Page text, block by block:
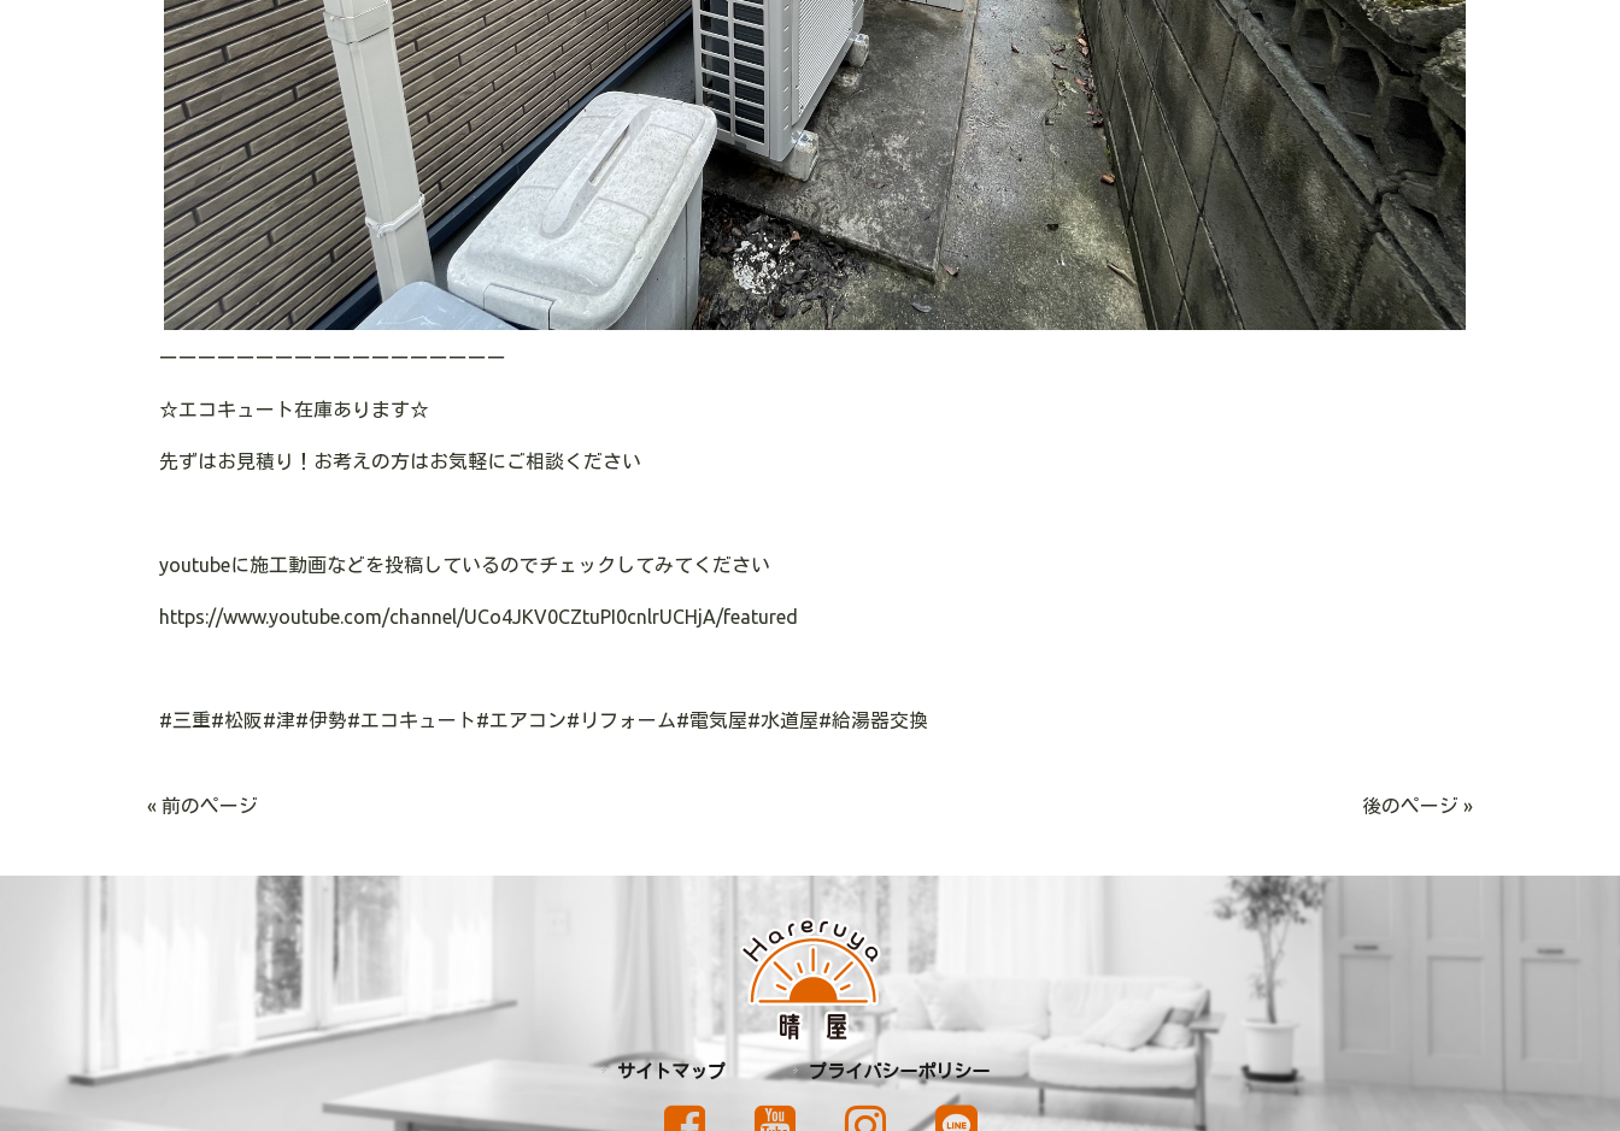
ーーーーーーーーーーーーーーーーーー
☆エコキュート在庫あります☆
先ずはお見積り！お考えの方はお気軽にご相談ください
youtubeに施工動画などを投稿しているのでチェックしてみてください
https://www.youtube.com/channel/UCo4JKV0CZtuPI0cnlrUCHjA/featured
#三重#松阪#津#伊勢#エコキュート#エアコン#リフォーム#電気屋#水道屋#給湯器交換
« 前のページ 後のページ »
サイトマップ プライバシーポリシー